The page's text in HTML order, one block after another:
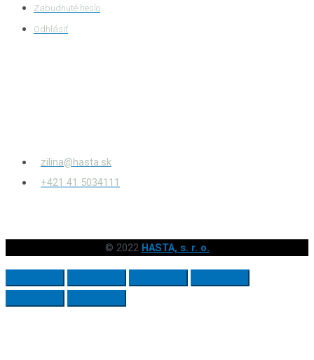
Zabudnuté heslo
Odhlásiť
zilina@hasta.sk
+421 41 5034111
© 2022 HASTA, s. r. o.